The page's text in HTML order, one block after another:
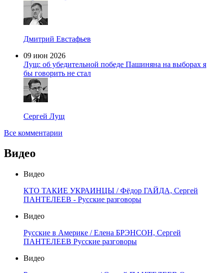
Дмитрий Евстафьев
09 июн 2026
Лущ: об убедительной победе Пашиняна на выборах я
бы говорить не стал
Сергей Лущ
Все комментарии
Видео
Видео
КТО ТАКИЕ УКРАИНЦЫ / Фёдор ГАЙДА, Сергей
ПАНТЕЛЕЕВ - Русские разговоры
Видео
Русские в Америке / Елена БРЭНСОН, Сергей
ПАНТЕЛЕЕВ Русские разговоры
Видео